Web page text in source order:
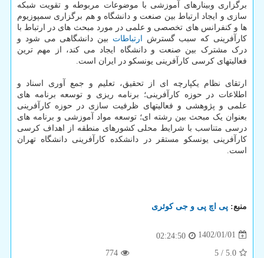
برگزاری وبینارهای آموزشی با موضوعات مربوطه و تقویت شبکه
سازی و ایجاد ارتباط بین صنعت و دانشگاه و هم برگزاری سمپوزیوم
ها و کنفرانس های تخصصی و علمی در مورد مبحث های در ارتباط با
کارآفرینی که سبب گسترش
ارتباطات بین دانشگاهی می شود و
درک مشترک بین صنعت و دانشگاه ایجاد می کند، از مهم ترین
فعالیتهای کرسی کارآفرینی یونسکو در ایران است.
ارتقای نظام یکپارچه ای از تحقیق، تعلیم و جمع آوری اسناد و
اطلاعات در حوزه کارآفرینی؛ برنامه ریزی و توسعه برنامه های
علمی و پژوهشی و فعالیتهای ظرفیت سازی در حوزه کارآفرینی
بعنوان یک مبحث بین رشته ای؛ توسعه مواد آموزشی و برنامه های
درسی متناسب با شرایط محلی کشورهای منطقه از اهداف کرسی
کارآفرینی یونسکو مستقر در دانشکده کارآفرینی دانشگاه تهران
است.
منبع: پی اچ پی و جی كوئری
1402/01/01
02:24:50
5.0
/
5
774